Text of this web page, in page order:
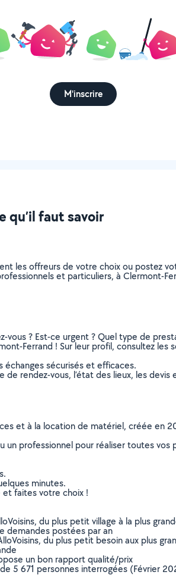
M'inscrire
qu’il faut savoir
les offreurs de votre choix ou postez
et particuliers, à Clermont-
? Est-ce urgent ? Quel type de
Ferrand ! Sur leur profil, consultez
échanges sécurisés et efficaces.
rendez-vous, l’état des lieux, les
et à la location de matériel, créée en
professionnel pour réaliser toutes
minutes.
et faites votre choix !
du plus petit village à la plus
demandes postées par an
du plus petit besoin aux plus
un bon rapport qualité/prix
5 671 personnes interrogées (Février